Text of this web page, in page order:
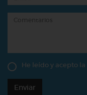
He leído y acepto la
Enviar